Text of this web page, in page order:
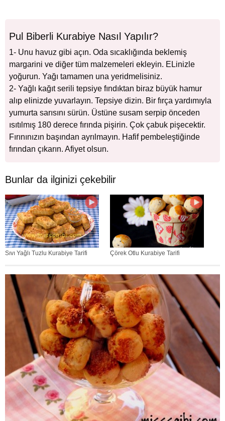
Pul Biberli Kurabiye Nasıl Yapılır?
1- Unu havuz gibi açın. Oda sıcaklığında beklemiş
margarini ve diğer tüm malzemeleri ekleyin. ELinizle
yoğurun. Yağı tamamen una yeridmelisiniz.
2- Yağlı kağıt serili tepsiye fındıktan biraz büyük hamur
alıp elinizde yuvarlayın. Tepsiye dizin. Bir fırça yardımıyla
yumurta sarısını sürün. Üstüne susam serpip önceden
ısıtılmış 180 derece fırında pişirin. Çok çabuk pişecektir.
Fırınınızın başından ayrılmayın. Hafif pembeleştiğinde
fırından çıkarın. Afiyet olsun.
Bunlar da ilginizi çekebilir
Sıvı Yağlı Tuzlu Kurabiye Tarifi Çörek Otlu Kurabiye Tarifi